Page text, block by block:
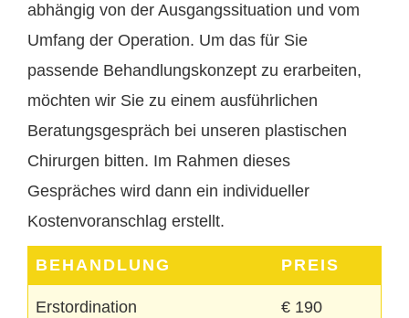
abhängig von der Ausgangssituation und vom
Umfang der Operation. Um das für Sie
passende Behandlungskonzept zu erarbeiten,
möchten wir Sie zu einem ausführlichen
Beratungsgespräch bei unseren plastischen
Chirurgen bitten. Im Rahmen dieses
Gespräches wird dann ein individueller
Kostenvoranschlag erstellt.
BEHANDLUNG PREIS
Erstordination € 190